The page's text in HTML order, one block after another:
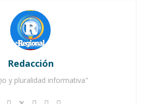
delSistema DIF Nayarit
Beatriz Estrada Martínez,
el arranque de la Tercera
Reconstructivas que se
Médicas y Cirugías
Redacción
y pluralidad informativa"